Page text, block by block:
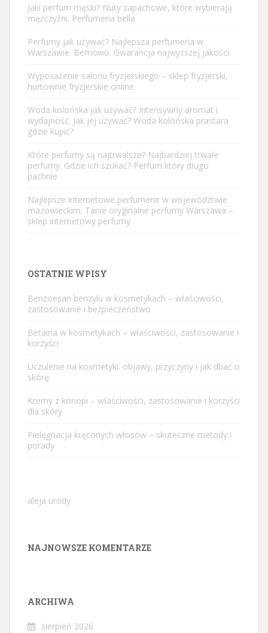
Jaki perfum męski? Nuty zapachowe, które wybierają
mężczyźni. Perfumeria bella
Perfumy jak używać? Najlepsza perfumeria w
Warszawie. Bemowo. Gwarancja najwyższej jakości.
Wyposażenie salonu fryzjerskiego – sklep fryzjerski,
hurtownie fryzjerskie online.
Woda kolońska jak używać? Intensywny aromat i
wydajność. Jak jej używać? Woda kolońska prastara
gdzie kupić?
Które perfumy są najtrwalsze? Najbardziej trwałe
perfumy. Gdzie ich szukać? Perfum który długo
pachnie
Najlepsze internetowe perfumerie w województwie
mazowieckim. Tanie oryginalne perfumy Warszawa –
sklep internetowy perfumy
OSTATNIE WPISY
Benzoesan benzylu w kosmetykach – właściwości,
zastosowanie i bezpieczeństwo
Betaina w kosmetykach – właściwości, zastosowanie i
korzyści
Uczulenie na kosmetyki: objawy, przyczyny i jak dbać o
skórę
Kremy z konopi – właściwości, zastosowanie i korzyści
dla skóry
Pielęgnacja kręconych włosów – skuteczne metody i
porady
aleja urody
NAJNOWSZE KOMENTARZE
ARCHIWA
sierpień 2026